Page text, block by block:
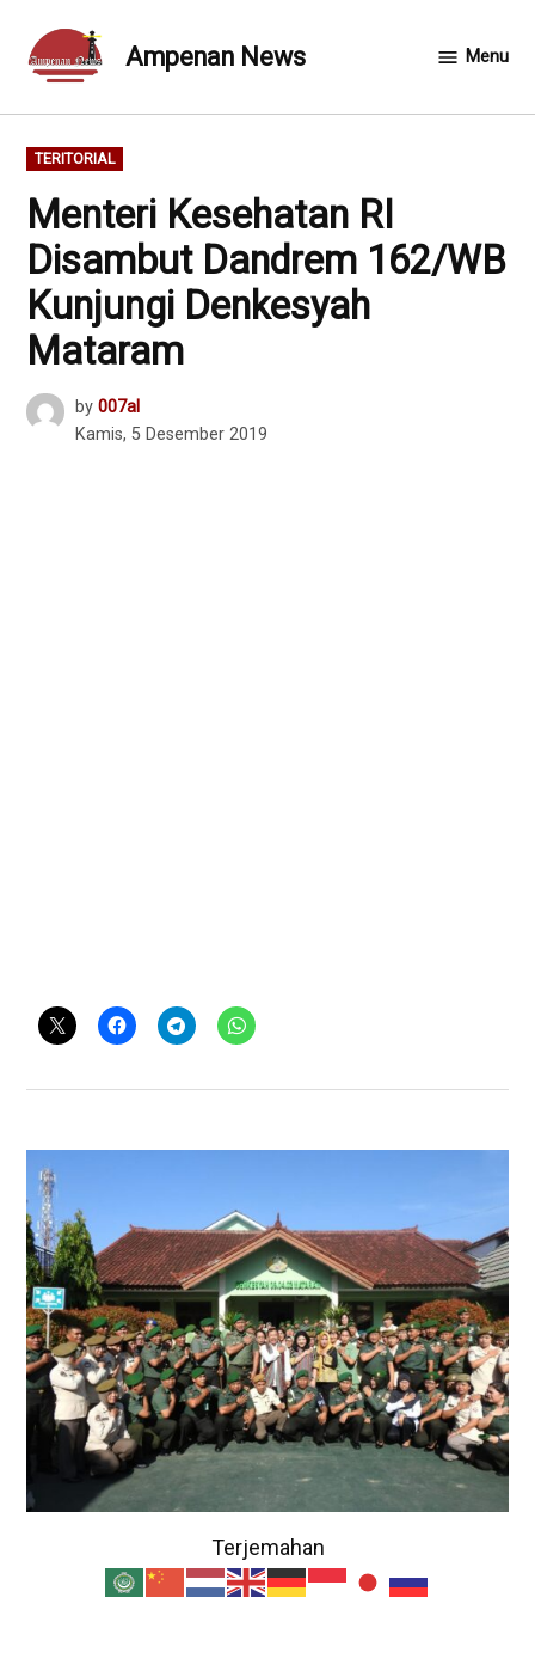
content
Ampenan News Menu
POSTED
IN
TERITORIAL
Menteri Kesehatan RI
Disambut Dandrem 162/WB
Kunjungi Denkesyah
Mataram
by 007al
Kamis, 5 Desember 2019
Terjemahan